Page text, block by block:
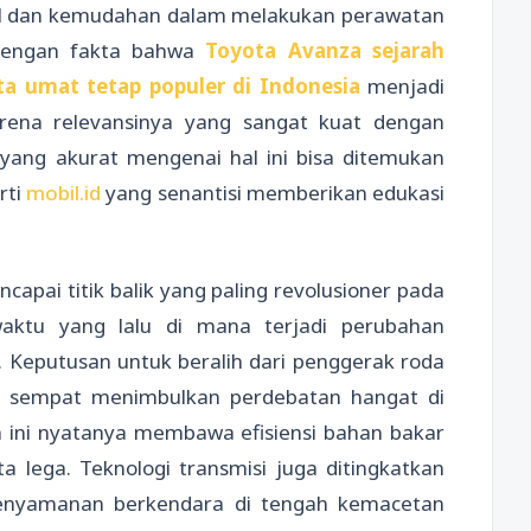
kemudahan dalam melakukan perawatan
fakta bahwa Toyota Avanza sejarah
umat tetap populer di Indonesia menjadi
relevansinya yang sangat kuat dengan
akurat mengenai hal ini bisa ditemukan
mobil.id yang senantisi memberikan edukasi
titik balik yang paling revolusioner pada
yang lalu di mana terjadi perubahan
untuk beralih dari penggerak roda
menimbulkan perdebatan hangat di
nyatanya membawa efisiensi bahan bakar
lega. Teknologi transmisi juga ditingkatkan
berkendara di tengah kemacetan